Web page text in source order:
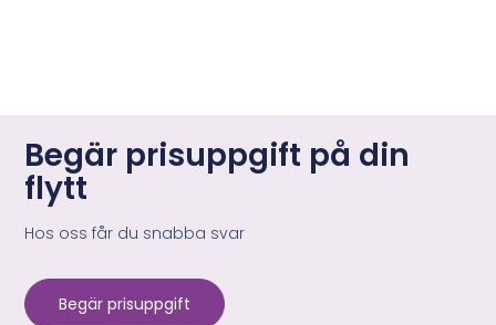
Begär prisuppgift på din
flytt
Hos oss får du snabba svar
Begär prisuppgift